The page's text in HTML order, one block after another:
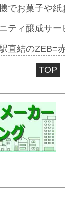
でお菓子や
ティ醸成サ
直結のZEB=
TOP